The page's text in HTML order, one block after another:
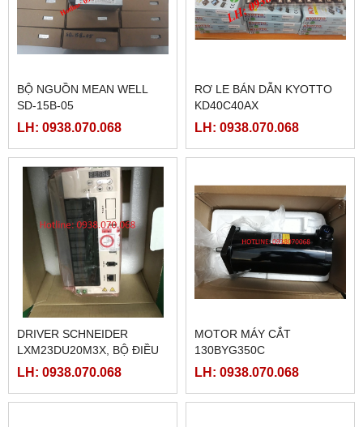
BỘ NGUỒN MEAN WELL
SD-15B-05
LH: 0938.070.068
RƠ LE BÁN DẪN KYOTTO
KD40C40AX
LH: 0938.070.068
DRIVER SCHNEIDER
LXM23DU20M3X, BỘ ĐIỀU
KHIỂN SERVO
LH: 0938.070.068
MOTOR MÁY CẮT
130BYG350C
LH: 0938.070.068